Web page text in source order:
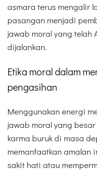
asmara terus mengalir
pasangan menjadi
jawab moral yang telah
dijalankan.
Etika moral dalam
pengasihan
Menggunakan energi
jawab moral yang
karma buruk di masa
memanfaatkan amalan
sakit hati atau